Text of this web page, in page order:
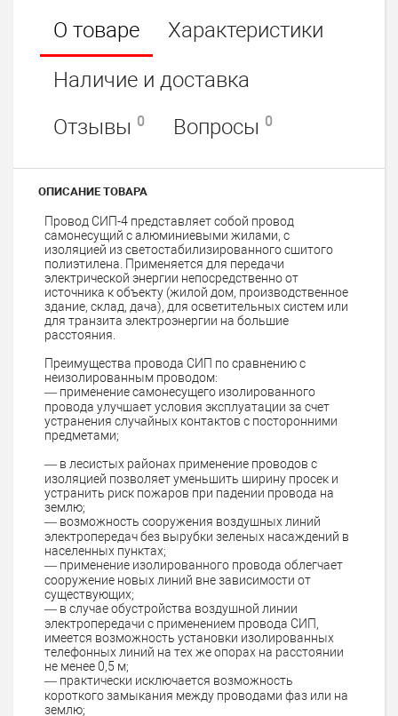
О товаре
Характеристики
Наличие и доставка
Отзывы 0 Вопросы 0
ОПИСАНИЕ ТОВАРА
Провод СИП-4 представляет собой провод
самонесущий с алюминиевыми жилами, с
изоляцией из светостабилизированного сшитого
полиэтилена. Применяется для передачи
электрической энергии непосредственно от
источника к объекту (жилой дом, производственное
здание, склад, дача), для осветительных систем или
для транзита электроэнергии на большие
расстояния.
Преимущества провода СИП по сравнению с
неизолированным проводом:
— применение самонесущего изолированного
провода улучшает условия эксплуатации за счет
устранения случайных контактов с посторонними
предметами;
— в лесистых районах применение проводов с
изоляцией позволяет уменьшить ширину просек и
устранить риск пожаров при падении провода на
землю;
— возможность сооружения воздушных линий
электропередач без вырубки зеленых насаждений в
населенных пунктах;
— применение изолированного провода облегчает
сооружение новых линий вне зависимости от
существующих;
— в случае обустройства воздушной линии
электропередачи с применением провода СИП,
имеется возможность установки изолированных
телефонных линий на тех же опорах на расстоянии
не менее 0,5 м;
— практически исключается возможность
короткого замыкания между проводами фаз или на
землю;